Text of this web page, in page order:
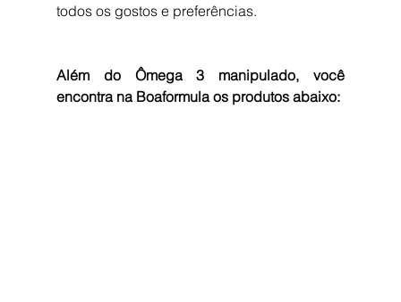
todos os gostos e preferências.
Além do Ômega 3 manipulado, você
encontra na Boaformula os produtos abaixo: